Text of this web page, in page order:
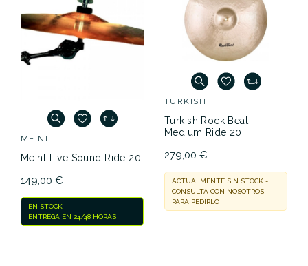
MEINL
Meinl Live Sound Ride 20
149,00 €
EN STOCK
ENTREGA EN 24/48 HORAS
TURKISH
Turkish Rock Beat
Medium Ride 20
279,00 €
ACTUALMENTE SIN STOCK -
CONSULTA CON NOSOTROS
PARA PEDIRLO